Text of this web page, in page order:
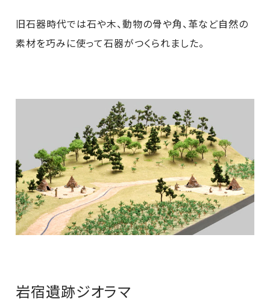
旧石器時代では石や木、動物の骨や角、革など自然の
素材を巧みに使って石器がつくられました。
岩宿遺跡ジオラマ